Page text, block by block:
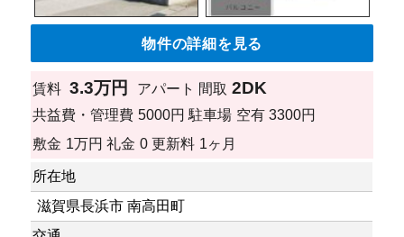
物件の詳細を見る
賃料 3.3万円 アパート 間取 2DK
共益費・管理費 5000円 駐車場 空有 3300円
敷金 1万円 礼金 0 更新料 1ヶ月
所在地
滋賀県長浜市 南高田町